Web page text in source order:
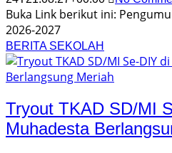
Buka Link berikut ini:
2026-2027
BERITA SEKOLAH
Tryout TKAD SD/MI
Muhadesta